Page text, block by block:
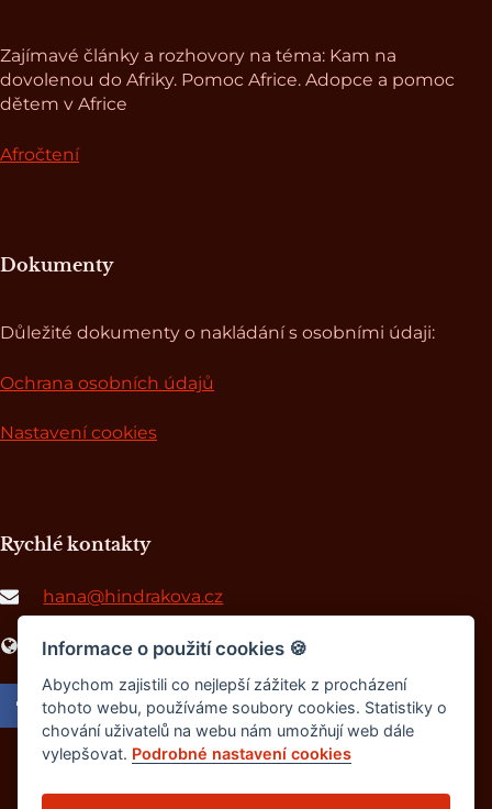
Zajímavé články a rozhovory na téma: Kam na
dovolenou do Afriky. Pomoc Africe. Adopce a pomoc
dětem v Africe
Afročtení
Dokumenty
Důležité dokumenty o nakládání s osobními údaji:
Ochrana osobních údajů
Nastavení cookies
Rychlé kontakty
hana@hindrakova.cz
www.africkepribehy.cz
Informace o použití cookies 🍪
Abychom zajistili co nejlepší zážitek z procházení
tohoto webu, používáme soubory cookies. Statistiky o
chování uživatelů na webu nám umožňují web dále
vylepšovat. Podrobné nastavení cookies